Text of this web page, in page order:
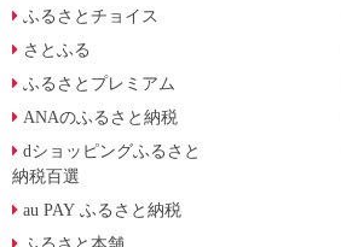
ふるさとチョイス
さとふる
ふるさとプレミアム
ANAのふるさと納税
dショッピングふるさと
納税百選
au PAY ふるさと納税
ふるさと本舗